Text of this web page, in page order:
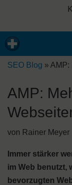
SEO Blog » AMP:
AMP:
von Rainer Meyer
Immer stärker
im Web benutzt,
bevorzugten